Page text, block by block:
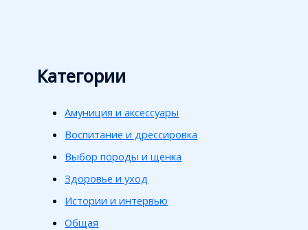
Категории
Амуниция и аксессуары
Воспитание и дрессировка
Выбор породы и щенка
Здоровье и уход
Истории и интервью
Общая